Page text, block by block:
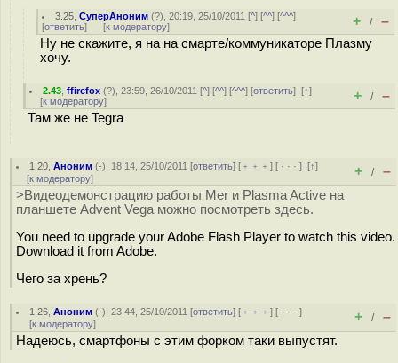
3.25 ,СуперАноним (?), 20:19, 25/10/2011 [^] [^^] [^^^]
[ответить] [к модератору] + / –
Ну не скажите, я на на смарте/коммуникаторе Плазму
хочу.
2.43 ,ffirefox (?), 23:59, 26/10/2011 [^] [^^] [^^^] [ответить][↑]
[к модератору] + / –
Там же не Tegra
1.20 ,Аноним (-), 18:14, 25/10/2011 [ответить] [ ﹢﹢﹢] [ · · ·][↑]
[к модератору] + / –
>Видеодемонстрацию работы Mer и Plasma Active на
планшете Advent Vega можно посмотреть здесь.
You need to upgrade your Adobe Flash Player to watch this video.
Download it from Adobe.
Чего за хрень?
1.26 ,Аноним (-), 23:44, 25/10/2011 [ответить] [ ﹢﹢﹢] [ · · ·]
[к модератору] + / –
Надеюсь, смартфоны с этим форком таки выпустят.